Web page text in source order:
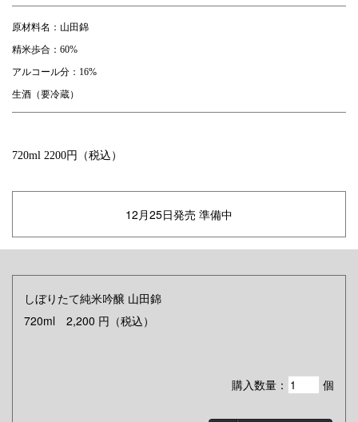
原材料名：山田錦
精米歩合：60%
アルコール分：16%
生酒（要冷蔵）
720ml 2200円（税込）
12月25日発売 準備中
しぼりたて純米吟醸 山田錦
720ml 2,200 円 （税込）
購入数量： 個